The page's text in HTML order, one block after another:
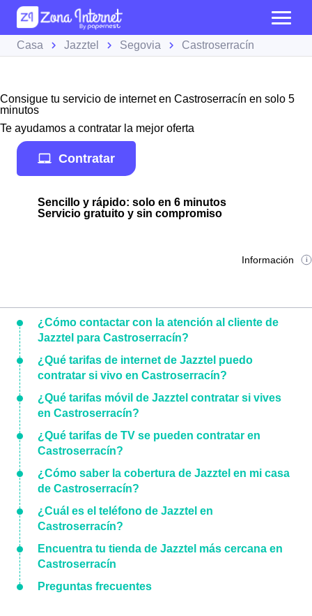
Casa Jazztel Segovia Castroserracín
Consigue tu servicio de internet en Castroserracín en solo 5
minutos
Te ayudamos a contratar la mejor oferta
Contratar
Sencillo y rápido: solo en 6 minutos
Servicio gratuito y sin compromiso
Información
¿Cómo contactar con la atención al cliente de
Jazztel para Castroserracín?
¿Qué tarifas de internet de Jazztel puedo
contratar si vivo en Castroserracín?
¿Qué tarifas móvil de Jazztel contratar si vives
en Castroserracín?
¿Qué tarifas de TV se pueden contratar en
Castroserracín?
¿Cómo saber la cobertura de Jazztel en mi casa
de Castroserracín?
¿Cuál es el teléfono de Jazztel en
Castroserracín?
Encuentra tu tienda de Jazztel más cercana en
Castroserracín
Preguntas frecuentes